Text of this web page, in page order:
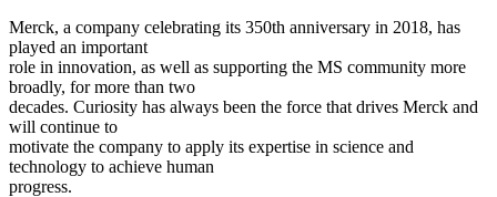
Merck, a company celebrating its 350th anniversary in 2018, has
played an important
role in innovation, as well as supporting the MS community more
broadly, for more than two
decades. Curiosity has always been the force that drives Merck and
will continue to
motivate the company to apply its expertise in science and
technology to achieve human
progress.